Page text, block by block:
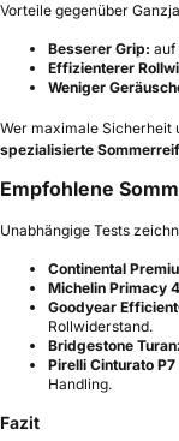
Vorteile gegenüber
Besserer Grip: auf
Effizienterer
Weniger
Wer maximale Sicherheit
spezialisierte
Empfohlene
Unabhängige Tests
Continental
Michelin Primacy
Goodyear
Rollwiderstand.
Bridgestone
Pirelli Cinturato P7
Handling.
Fazit